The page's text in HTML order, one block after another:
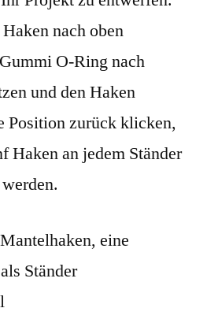
nach oben
O-Ring nach
und den Haken
Position zurück klicken,
Haken an jedem Ständer
eine
Ständer